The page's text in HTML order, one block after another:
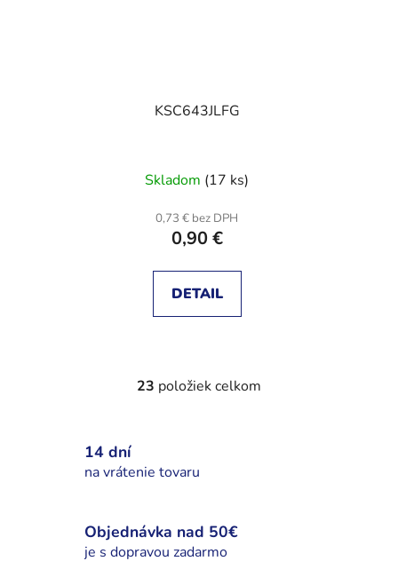
KSC643JLFG
Skladom (17 ks)
0,73 € bez DPH
0,90 €
DETAIL
O
d
i
e
23 položiek celkom
14 dní
na vrátenie tovaru
Objednávka nad 50€
je s dopravou zadarmo